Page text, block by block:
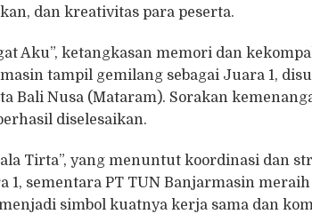
dan kreativitas para peserta.
Aku”, ketangkasan memori dan
tampil gemilang sebagai Juara 1,
Bali Nusa (Mataram). Sorakan
diselesaikan.
Tirta”, yang menuntut koordinasi dan
1, sementara PT TUN Banjarmasin
simbol kuatnya kerja sama dan